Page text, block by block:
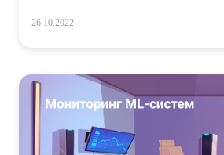
26.10.2022